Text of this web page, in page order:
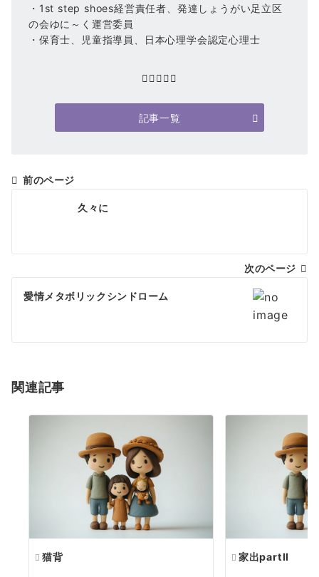
・1st step shoes経営責任者、発達しょうがい足立区
の会ゆに～く運営委員
・保育士、児童指導員、日本心理学会認定心理士
記事一覧
ナ
ビ
ゲ
シ
ン
前のページ
久々に
次のページ
愛情メタボリックシンドローム
関連記事
猫背 家出partⅡ